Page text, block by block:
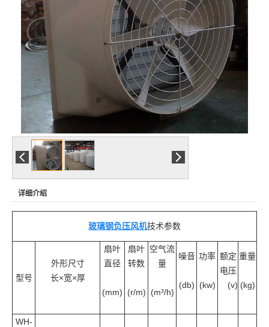
详细介绍
玻璃钢负压风机技术参数
型号
外形尺寸
长×宽×厚
扇叶
直径
(mm)
扇叶
转数
(r/m)
空气流
量
(m³/h)
噪音
(db)
功率
(kw)
额定
电压
(v)
重量
(kg)
WH-